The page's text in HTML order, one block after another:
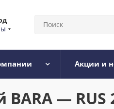
Акции и
—